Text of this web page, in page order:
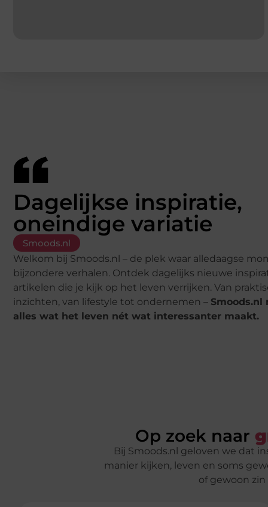
Dagelijkse inspiratie,
oneindige variatie
Smoods.nl
Welkom bij Smoods.nl – de plek waar alledaagse
bijzondere verhalen. Ontdek dagelijks nieuwe
artikelen die je kijk op het leven verrijken. Van
inzichten, van lifestyle tot ondernemen – Smoods.nl
alles wat het leven nét wat interessanter maakt.
Op zoek naar
Bij Smoods.nl geloven we dat
manier kijken, leven en soms
of gewoon